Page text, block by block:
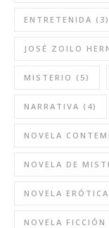
ENTRETENIDA (3)
JOSÉ ZOILO
MISTERIO (5)
NARRATIVA (4)
NOVELA
NOVELA DE
NOVELA ERÓTICA
NOVELA FICCIÓN